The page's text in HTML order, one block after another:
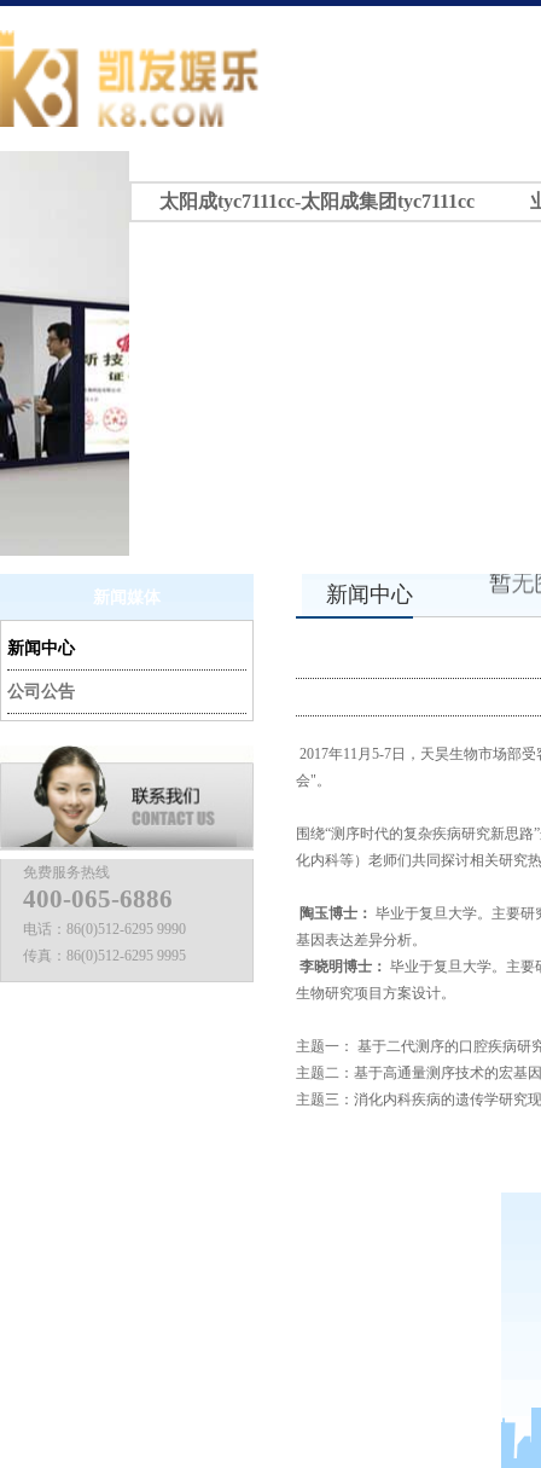
太阳成tyc7111cc-太阳成集团tyc7111cc
新闻媒体
新闻中心
公司公告
免费服务热线
400-065-6886
电话： 86(0)512-6295 9990
传真： 86(0)512-6295 9995
新闻中心
2017年11月5-7日，天昊生物市场部
会"。
围绕“测序时代的复杂疾病研究新思
化内科等）老师们共同探讨相关研究
陶玉博士： 毕业于复旦大学。主要
基因表达差异分析。
李晓明博士： 毕业于复旦大学。主要
生物研究项目方案设计。
主题一： 基于二代测序的口腔疾病研
主题二：基于高通量测序技术的宏基
主题三：消化内科疾病的遗传学研究